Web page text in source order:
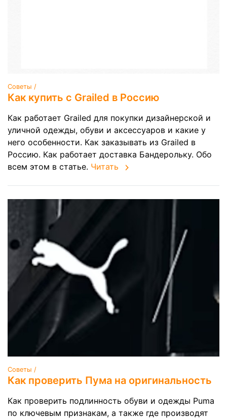
Советы /
Как купить с Grailed в Россию
Как работает Grailed для покупки дизайнерской и
уличной одежды, обуви и аксессуаров и какие у
него особенности. Как заказывать из Grailed в
Россию. Как работает доставка Бандерольку. Обо
всем этом в статье. Читать
Советы /
Как проверить Пума на оригинальность
Как проверить подлинность обуви и одежды Puma
по ключевым признакам, а также где производят